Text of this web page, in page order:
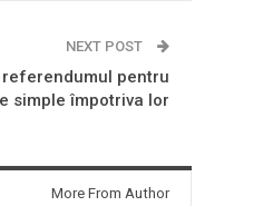
NEXT POST
pentru
simple împotriva lor
More From Author